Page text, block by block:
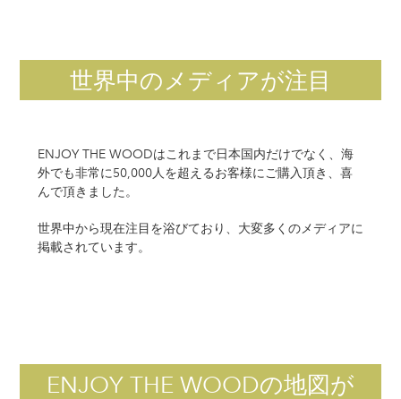
世界中のメディアが注目
ENJOY THE WOODはこれまで日本国内だけでなく、海
外でも非常に50,000人を超えるお客様にご購入頂き、喜
んで頂きました。
世界中から現在注目を浴びており、大変多くのメディアに
掲載されています。
ENJOY THE WOODの地図が